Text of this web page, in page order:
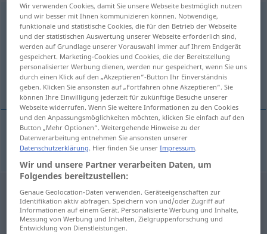
tchorm
Übersicht aller Übersetzungen
(Für mehr Details die Übersetzung anklicken/antippen)
Iltis
Iltis tchor
Wir verwenden Cookies, damit Sie unsere Webseite bestmöglich nutzen
und wir besser mit Ihnen kommunizieren können. Notwendige,
funktionale und statistische Cookies, die für den Betrieb der Webseite
und der statistischen Auswertung unserer Webseite erforderlich sind,
werden auf Grundlage unserer Vorauswahl immer auf Ihrem Endgerät
gespeichert. Marketing-Cookies und Cookies, die der Bereitstellung
personalisierter Werbung dienen, werden nur gespeichert, wenn Sie uns
durch einen Klick auf den „Akzeptieren“-Button Ihr Einverständnis
geben. Klicken Sie ansonsten auf „Fortfahren ohne Akzeptieren“. Sie
können Ihre Einwilligung jederzeit für zukünftige Besuche unserer
Webseite widerrufen. Wenn Sie weitere Informationen zu den Cookies
und den Anpassungsmöglichkeiten möchten, klicken Sie einfach auf den
Button „Mehr Optionen“. Weitergehende Hinweise zu der
Datenverarbeitung entnehmen Sie ansonsten unserer
Datenschutzerklärung. Hier finden Sie unserImpressum.
Wir und unsere Partner verarbeiten Daten, um
Folgendes bereitzustellen:
Genaue Geolocation-Daten verwenden. Geräteeigenschaften zur
Identifikation aktiv abfragen. Speichern von und/oder Zugriff auf
Informationen auf einem Gerät. Personalisierte Werbung und Inhalte,
Messung von Werbung und Inhalten, Zielgruppenforschung und
Entwicklung von Dienstleistungen.